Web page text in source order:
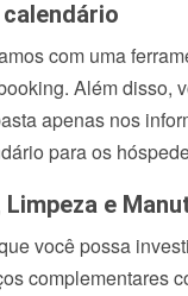
com uma
Além disso,
apenas nos
para os
e
você possa
complementares